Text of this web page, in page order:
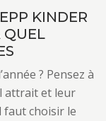
KINDER
QUEL
? Pensez à
attrait et leur
choisir le